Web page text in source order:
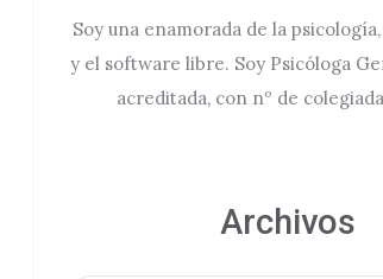
Soy una enamorada de la
y el software libre. Soy Psicóloga
acreditada, con nº de
Archivos